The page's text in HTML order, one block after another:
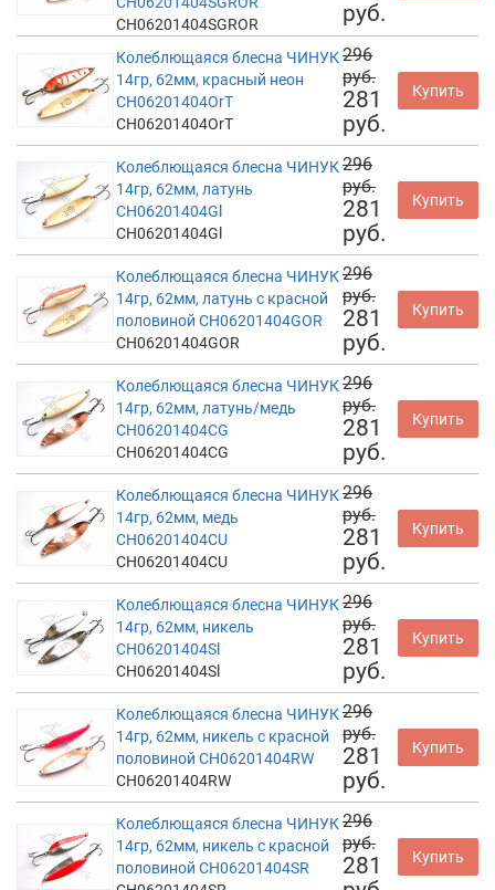
CH06201404SGROR
руб.
Колеблющаяся блесна ЧИНУК
14гр, 62мм, красный неон
CH06201404OrT
CH06201404OrT
296
руб.
281
руб.
Купить
Колеблющаяся блесна ЧИНУК
14гр, 62мм, латунь
CH06201404Gl
CH06201404Gl
296
руб.
281
руб.
Купить
Колеблющаяся блесна ЧИНУК
14гр, 62мм, латунь с красной
половиной CH06201404GOR
CH06201404GOR
296
руб.
281
руб.
Купить
Колеблющаяся блесна ЧИНУК
14гр, 62мм, латунь/медь
CH06201404CG
CH06201404CG
296
руб.
281
руб.
Купить
Колеблющаяся блесна ЧИНУК
14гр, 62мм, медь
CH06201404CU
CH06201404CU
296
руб.
281
руб.
Купить
Колеблющаяся блесна ЧИНУК
14гр, 62мм, никель
CH06201404Sl
CH06201404Sl
296
руб.
281
руб.
Купить
Колеблющаяся блесна ЧИНУК
14гр, 62мм, никель с красной
половиной CH06201404RW
CH06201404RW
296
руб.
281
руб.
Купить
Колеблющаяся блесна ЧИНУК
14гр, 62мм, никель с красной
половиной CH06201404SR
296
руб.
281
Купить